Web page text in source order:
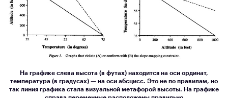
На графике слева высота (в футах) находится на оси ординат,
температура (в градусах) — на оси абсцисс. Это не по правилам, но
так линия графика стала визуальной метафорой высоты. На графике